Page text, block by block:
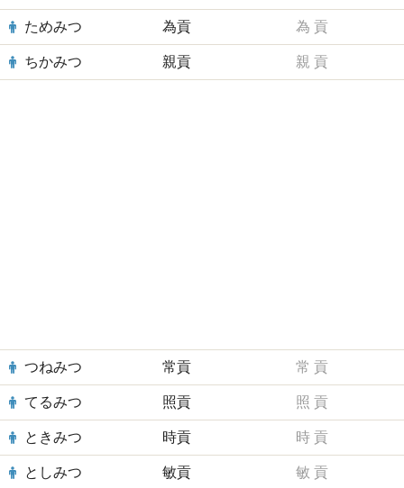
ためみつ 為貢 為 貢
ちかみつ 親貢 親 貢
つねみつ 常貢 常 貢
てるみつ 照貢 照 貢
ときみつ 時貢 時 貢
としみつ 敏貢 敏 貢